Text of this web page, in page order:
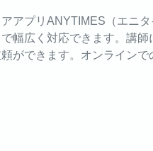
アプリANYTIMES（エニ
幅広く対応できます。講
ができます。オンライン